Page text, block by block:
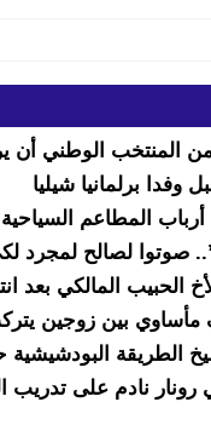
المنتخب الوطني أن
وفدا برلمانيا شيليا
أرباب المطاعم
لصالح لمجرد
الحبيب المالكي بعد
بين زوجين
الطريقة
نادم على تدريب